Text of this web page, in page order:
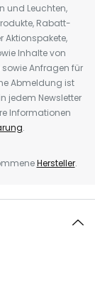
und Leuchten,
Rabatt-
Aktionspakete,
Inhalte von
Anfragen für
Abmeldung ist
jedem Newsletter
Informationen
.
Hersteller.